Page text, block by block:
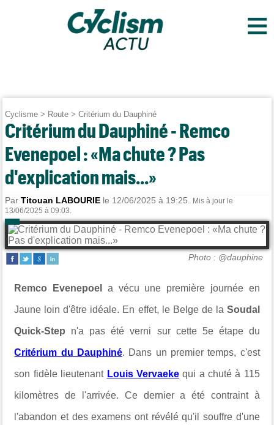
≡
Cyclisme > Route >Critérium du Dauphiné
Critérium du Dauphiné - Remco
Evenepoel : «Ma chute ? Pas
d'explication mais...»
ParTitouan LABOURIE le 12/06/2025 à 19:25.
Mis à jour le
13/06/2025 à 09:03.
Photo : @dauphine
Remco Evenepoel a vécu une première journée en
Jaune loin d'être idéale. En effet, le Belge de la Soudal
Quick-Step n'a pas été verni sur cette 5e étape du
Critérium du Dauphiné. Dans un premier temps, c'est
son fidèle lieutenant Louis Vervaekequi a chuté à 115
kilomètres de l'arrivée. Ce dernier a été contraint à
l'abandon et des examens ont révélé qu'il souffre d'une